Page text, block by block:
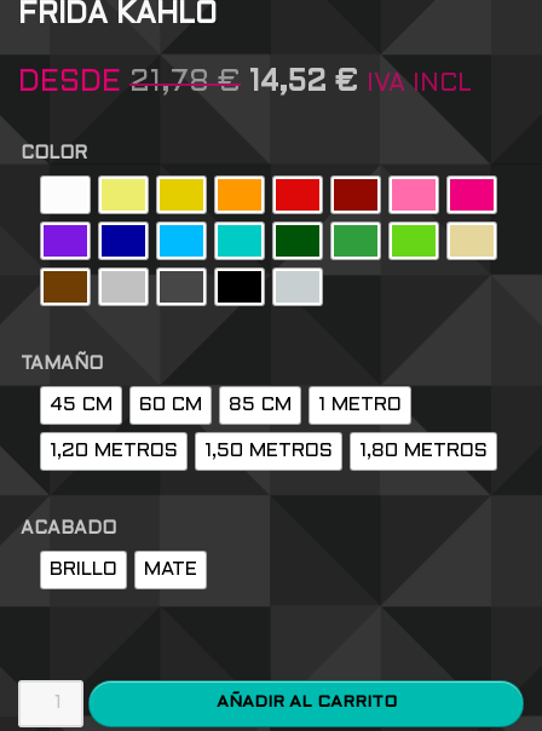
FRIDA KAHLO
DESDE 21,78€ 14,52 € IVA INCL
COLOR
TAMAÑO
45 CM 60 CM 85 CM 1 METRO
1,20 METROS 1,50 METROS 1,80 METROS
ACABADO
BRILLO MATE
AÑADIR AL CARRITO